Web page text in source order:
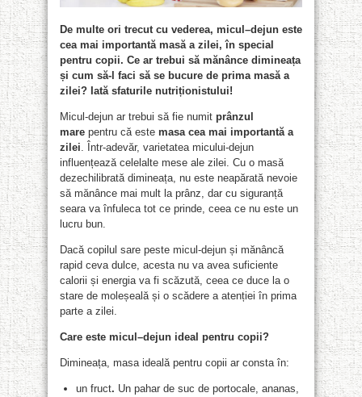
De multe ori trecut cu vederea, micul –dejun este
cea mai importantă masă a zilei, în special
pentru copii. Ce ar trebui să mănânce dimineața
și cum să- faci să se bucure de prima masă a
zilei? Iată sfaturile nutriționistului!
Micul-dejun ar trebui să fie numit prânzul
mare pentru că este masa cea mai importantăa
zilei. Într-adevăr, varietatea micului-dejun
influențează celelalte mese ale zilei. Cu o masă
dezechilibrată dimineața, nu este neapărată nevoie
să mănânce mai mult la prânz, dar cu siguranță
seara va înfuleca tot ce prinde, ceea ce nu este un
lucru bun.
Dacă copilul sare peste micul-dejun și mănâncă
rapid ceva dulce, acesta nu va avea suficiente
calorii și energia va fi scăzută, ceea ce duce la o
stare de moleșeală și o scădere a atenției în prima
parte a zilei.
Care este micul –dejun ideal pentru copii?
Dimineața, masa ideală pentru copii ar consta în:
un fruct. Un pahar de suc de portocale, ananas,